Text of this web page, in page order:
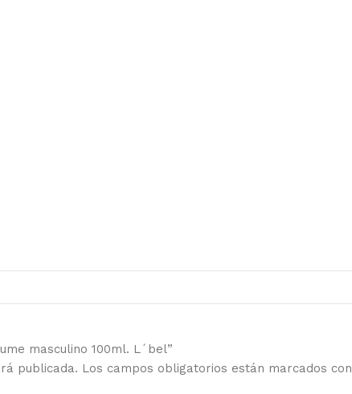
masculino 100ml. L´bel”
publicada. Los campos obligatorios están marcados con